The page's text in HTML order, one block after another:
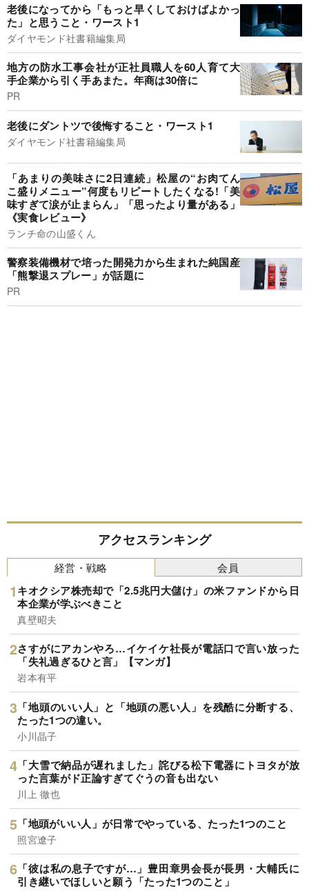
老後になってから「もっと早くしておけばよかっ
た」と思うこと・ワースト1
ダイヤモンド社書籍編集局
地方の防水工事会社が正社員職人を60人育て大
手企業から引く手あまた。年商は30倍に
PR
老後にダントツで後悔すること・ワースト1
ダイヤモンド社書籍編集局
「あまりの美味さに2日連続」松屋の“お肉てん
こ盛りメニュー”何度もリピートしたくなる!「美
味すぎて涙が止まらん」「思ったより量がある」
《実食レビュー》
ランチ命の山盛くん
警察装備機材で培った開発力から生まれた純国産
「熊撃退スプレー」が話題に
PR
アクセスランキング
経営・戦略
キオクシア株売却で「2.5兆円大儲け」の米ファンドから日
本企業が学ぶべきこと
真壁昭夫
さすがにアカンやろ…イケイケ社長が電話口で言い放った
「失礼過ぎるひと言」【マンガ】
岩本有平
「地頭のいい人」と「地頭の悪い人」を残酷に分断する、
たった1つの違い。
小川晶子
「大雪で納品が遅れました」詫びる松下電器にトヨタが放
った言葉がド正論すぎてぐうの音も出ない
川上 徹也
「地頭がいい人」が日常でやっている、たった1つのこと
照宮遼子
「彼は私の息子ですが…」豊田章男会長が長男・大輔氏に
引き継いでほしいと願う「たった1つのこと」
会員